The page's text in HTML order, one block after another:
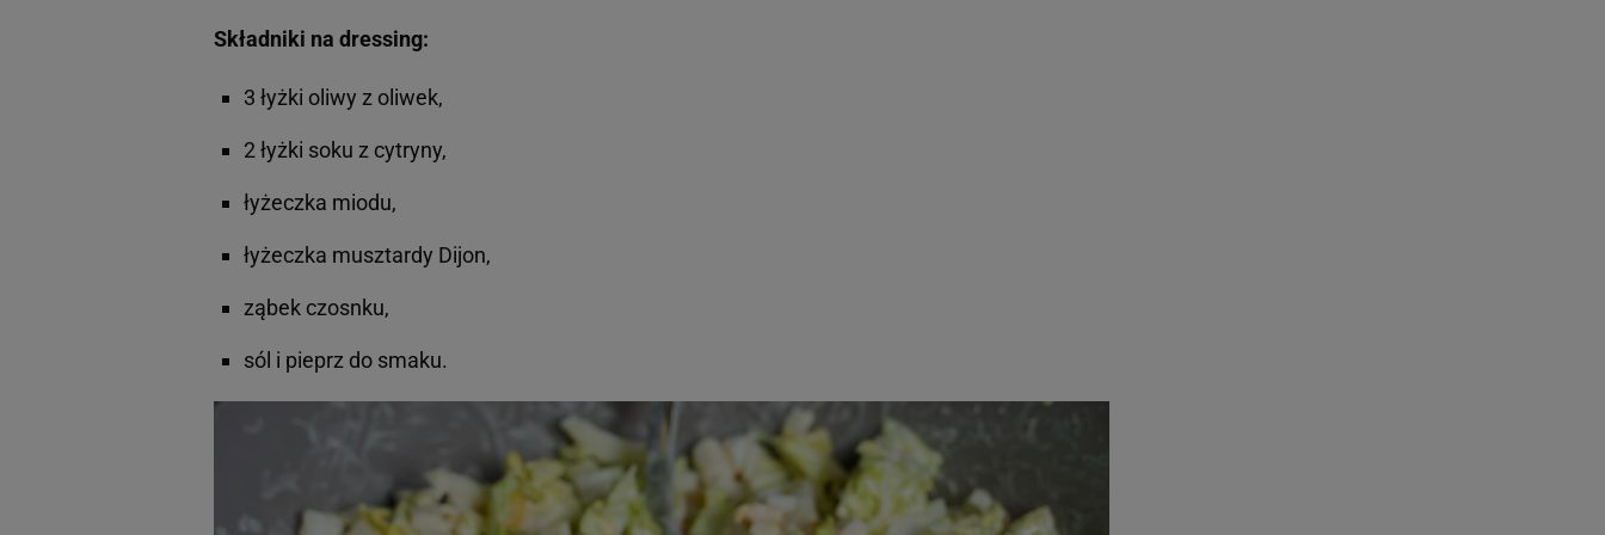
Składniki na dressing:
3 łyżki oliwy z oliwek,
2 łyżki soku z cytryny,
łyżeczka miodu,
łyżeczka musztardy Dijon,
ząbek czosnku,
sól i pieprz do smaku.